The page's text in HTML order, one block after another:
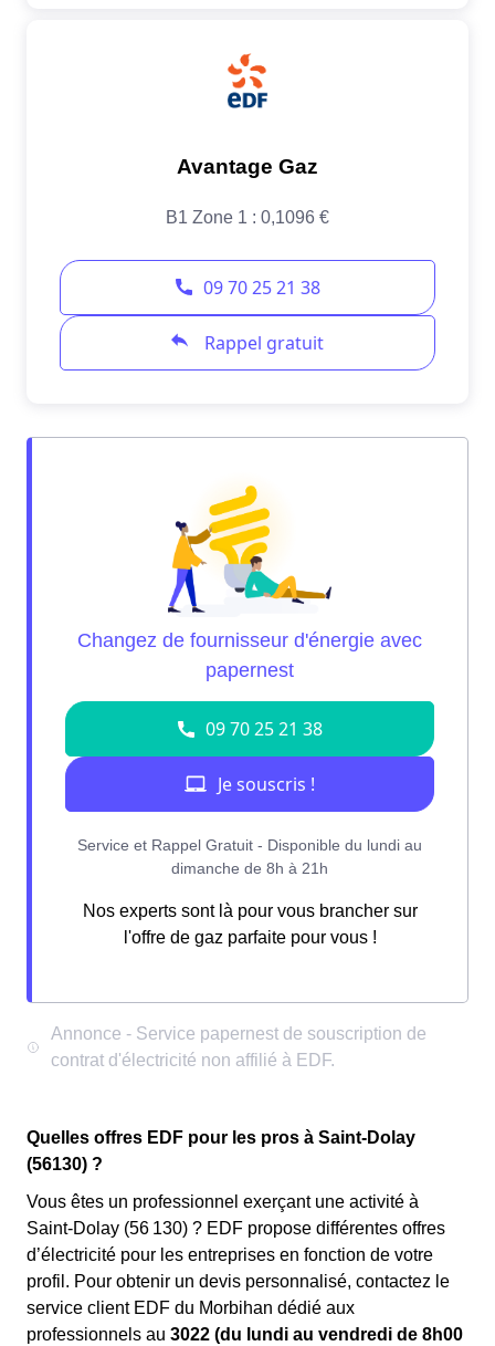
Nos experts sont là pour vous brancher sur
l'offre de gaz parfaite pour vous !
Quelles offres EDF pour les pros à Saint-Dolay
(56130) ?
Vous êtes un professionnel exerçant une activité à
Saint-Dolay (56 130) ? EDF propose différentes offres
d’électricité pour les entreprises en fonction de votre
profil. Pour obtenir un devis personnalisé, contactez le
service client EDF du Morbihan dédié aux
professionnels au 3022 (du lundi au vendredi de 8h00